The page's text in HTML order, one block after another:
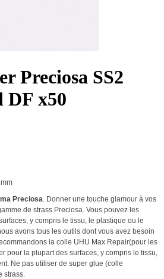
Preciosa SS2
DF x50
Preciosa. Donner une touche glamour à vos
de strass Preciosa. Vous pouvez les
y compris le tissu, le plastique ou le
avons tous les outils dont vous avez besoin
la colle UHU Max Repair(pour les
pour la plupart des surfaces, y compris le tissu,
Ne pas utiliser de super glue (colle
strass.